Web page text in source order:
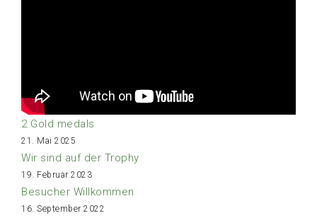
2 Gold medals
21. Mai 2025
Wir sind auf der Trophy
19. Februar 2023
Besucher Willkommen
16. September 2022